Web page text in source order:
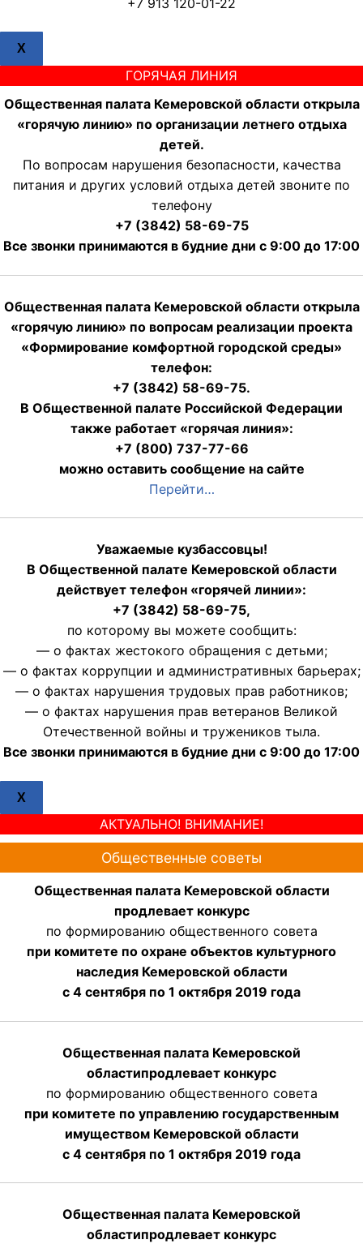
X
ГОРЯЧАЯ ЛИНИЯ
Общественная палата Кемеровской области открыла
«горячую линию» по организации летнего отдыха
детей.
По вопросам нарушения безопасности, качества
питания и других условий отдыха детей звоните по
телефону
+7 (3842) 58-69-75
Все звонки принимаются в будние дни с 9:00 до 17:00
Общественная палата Кемеровской области открыла
«горячую линию» по вопросам реализации проекта
«Формирование комфортной городской среды»
телефон:
+7 (3842) 58-69-75.
В Общественной палате Российской Федерации
также работает «горячая линия»:
+7 (800) 737-77-66
можно оставить сообщение на сайте
Перейти…
Уважаемые кузбассовцы!
В Общественной палате Кемеровской области
действует телефон «горячей линии»:
+7 (3842) 58-69-75,
по которому вы можете сообщить:
— о фактах жестокого обращения с детьми;
— о фактах коррупции и административных барьерах;
— о фактах нарушения трудовых прав работников;
— о фактах нарушения прав ветеранов Великой
Отечественной войны и тружеников тыла.
Все звонки принимаются в будние дни с 9:00 до 17:00
X
АКТУАЛЬНО! ВНИМАНИЕ!
Общественные советы
Общественная палата Кемеровской области
продлевает конкурс
по формированию общественного совета
при комитете по охране объектов культурного
наследия Кемеровской области
с 4 сентября по 1 октября 2019 года
Общественная палата Кемеровской
областипродлевает конкурс
по формированию общественного совета
при комитете по управлению государственным
имуществом Кемеровской области
с 4 сентября по 1 октября 2019 года
Общественная палата Кемеровской
областипродлевает конкурс